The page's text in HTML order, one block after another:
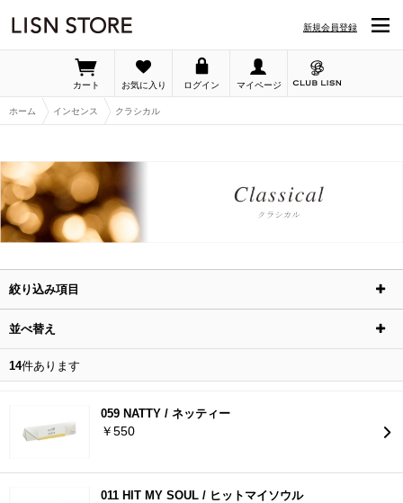
新規会員登録
カート お気に入り ログイン マイページ
ホーム インセンス クラシカル
絞り込み項目
並べ替え
14件あります
059 NATTY / ネッティー
￥550
011 HIT MY SOUL / ヒットマイソウル